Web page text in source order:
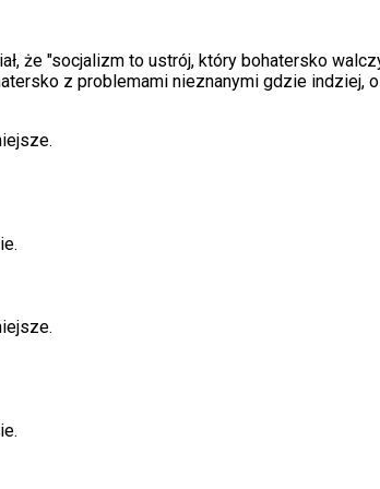
że "socjalizm to ustrój, który bohatersko
z problemami nieznanymi gdzie indziej,